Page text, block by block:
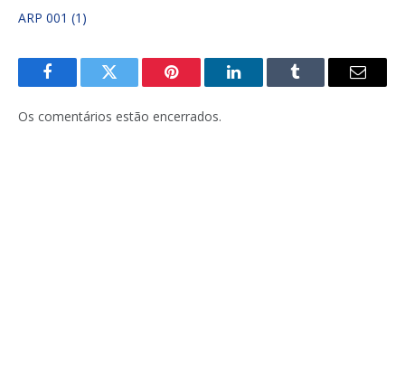
ARP 001 (1)
FacebookTwitter Pinterest LinkedInTumblr
E-
Os comentários estão encerrados.